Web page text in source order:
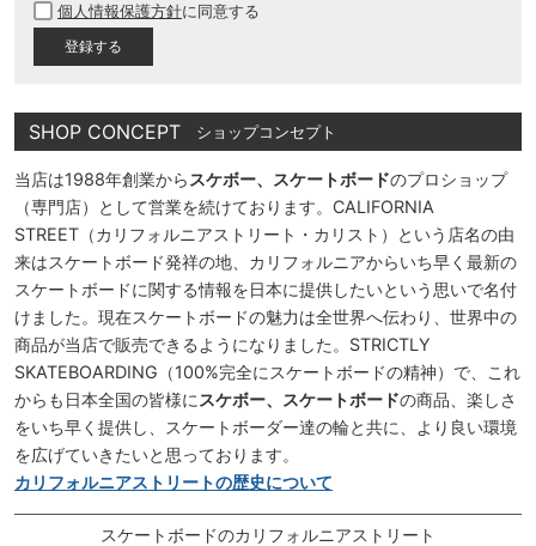
須
個人情報保護方針に同意する
SHOP CONCEPT ショップコンセプト
当店は1988年創業から スケボー、スケートボードのプロショップ
（専門店）として営業を続けております。CALIFORNIA
STREET（カリフォルニアストリート・カリスト）という店名の由
来はスケートボード発祥の地、カリフォルニアからいち早く最新の
スケートボードに関する情報を日本に提供したいという思いで名付
けました。現在スケートボードの魅力は全世界へ伝わり、世界中の
商品が当店で販売できるようになりました。STRICTLY
SKATEBOARDING（100%完全にスケートボードの精神）で、これ
からも日本全国の皆様に スケボー、スケートボードの商品、楽しさ
をいち早く提供し、スケートボーダー達の輪と共に、より良い環境
を広げていきたいと思っております。
カリフォルニアストリートの歴史について
スケートボードのカリフォルニアストリート